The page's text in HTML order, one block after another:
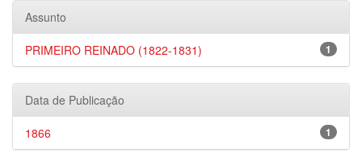
Assunto
1
PRIMEIRO REINADO (1822-1831)
Data de Publicação
1
1866